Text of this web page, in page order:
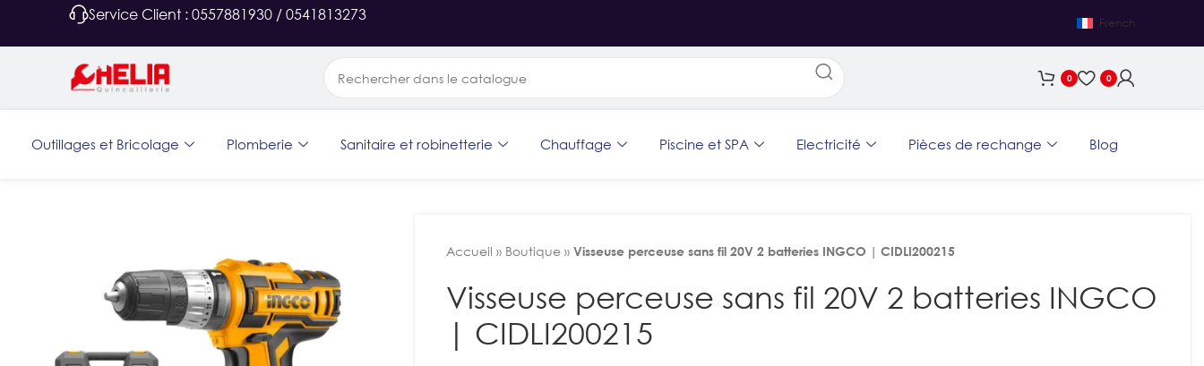
Service Client : 0557881930 / 0541813273 French
0 0
Outillages et Bricolage Plomberie Sanitaire et robinetterie Chauffage Piscine et SPA Electricité Pièces de rechange Blog
Accueil » Boutique » Visseuse perceuse sans fil 20V 2 batteries INGCO | CIDLI200215
Visseuse perceuse sans fil 20V 2 batteries INGCO
| CIDLI200215